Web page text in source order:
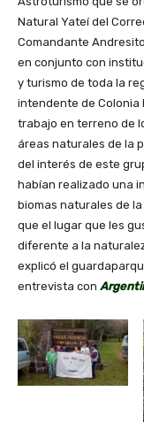
Natural Yateí del
Comandante
en conjunto con
y turismo de toda la
intendente de Colonia
trabajo en terreno de
áreas naturales de la
del interés de este
habían realizado una
biomas naturales de
que el lugar que les
diferente a la
explicó el
entrevista con